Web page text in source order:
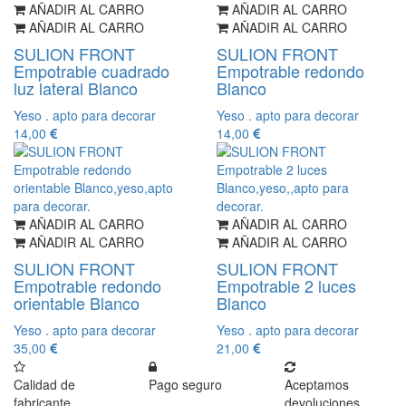
AÑADIR AL CARRO
AÑADIR AL CARRO
SULION FRONT
Empotrable cuadrado
luz lateral Blanco
Yeso . apto para decorar
14,00
AÑADIR AL CARRO
AÑADIR AL CARRO
SULION FRONT
Empotrable redondo
Blanco
Yeso . apto para decorar
14,00
AÑADIR AL CARRO
AÑADIR AL CARRO
SULION FRONT
Empotrable redondo
orientable Blanco
Yeso . apto para decorar
35,00
AÑADIR AL CARRO
AÑADIR AL CARRO
SULION FRONT
Empotrable 2 luces
Blanco
Yeso . apto para decorar
21,00
Calidad de
fabricante
Pago seguro
Aceptamos
devoluciones